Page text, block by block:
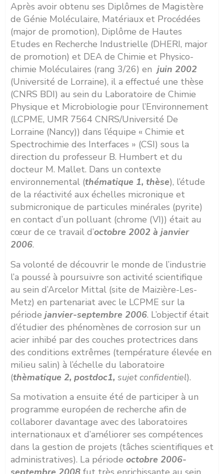
Après avoir obtenu ses Diplômes de Magistère
de Génie Moléculaire, Matériaux et Procédées
(major de promotion), Diplôme de Hautes
Etudes en Recherche Industrielle (DHERI, major
de promotion) et DEA de Chimie et Physico-
chimie Moléculaires (rang 3/26) en juin 2002
(Université de Lorraine), il a effectué une thèse
(CNRS BDI) au sein du Laboratoire de Chimie
Physique et Microbiologie pour l’Environnement
(LCPME, UMR 7564 CNRS/Université De
Lorraine (Nancy)) dans l’équipe « Chimie et
Spectrochimie des Interfaces » (CSI) sous la
direction du professeur B. Humbert et du
docteur M. Mallet. Dans un contexte
environnemental (thématique 1, thèse), l’étude
de la réactivité aux échelles micronique et
submicronique de particules minérales (pyrite)
en contact d’un polluant (chrome (VI)) était au
cœur de ce travail d’octobre 2002 à janvier
2006.
Sa volonté de découvrir le monde de l’industrie
l’a poussé à poursuivre son activité scientifique
au sein d’Arcelor Mittal (site de Maizière-Les-
Metz) en partenariat avec le LCPME sur la
période janvier-septembre 2006. L’objectif était
d’étudier des phénomènes de corrosion sur un
acier inhibé par des couches protectrices dans
des conditions extrêmes (température élevée en
milieu salin) à l’échelle du laboratoire
(thèmatique 2, postdoc1, sujet confidentiel).
Sa motivation a ensuite été de participer à un
programme européen de recherche afin de
collaborer davantage avec des laboratoires
internationaux et d’améliorer ses compétences
dans la gestion de projets (tâches scientifiques et
administratives). La période octobre 2006-